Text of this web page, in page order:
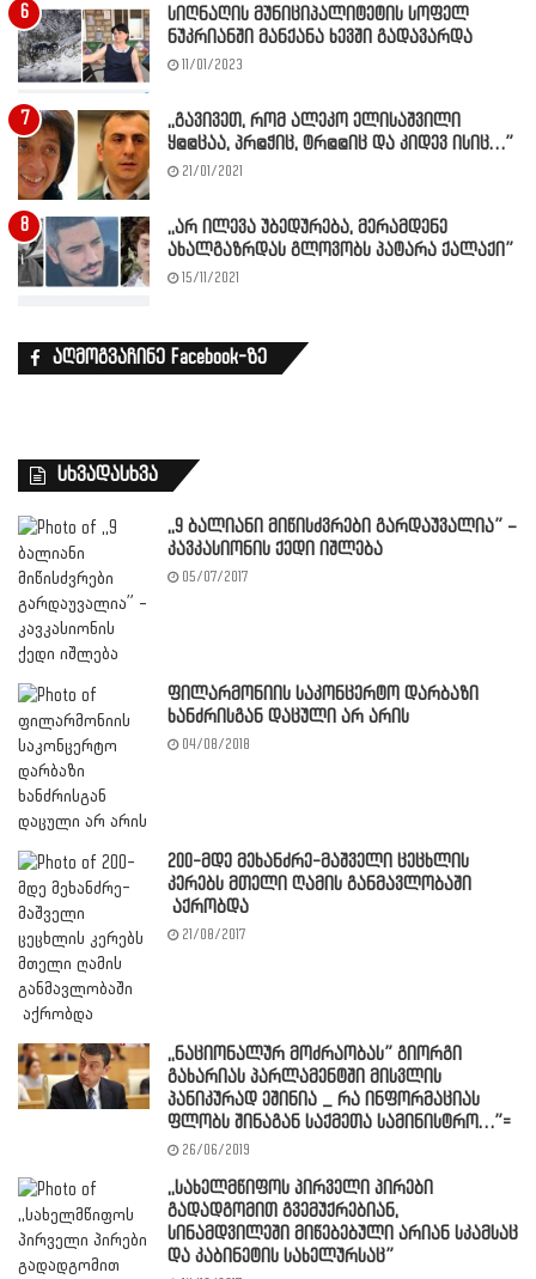
სიღნაღის მუნიციპალიტეტის სოფელ
ნუკრიანში მანქანა ხევში გადავარდა
11/01/2023
,,გავივეთ, რომ ალეკო ელისაშვილი
ყ@@ცაა, პრ@ჭიც, ტრ@@იც და კიდევ ისიც…”
21/01/2021
,,არ ილევა უბედურება, მერამდენე
ახალგაზრდას გლოვობს პატარა ქალაქი”
15/11/2021
აღმოგვაჩინე Facebook-ზე
სხვადასხვა
,,9 ბალიანი მიწისძვრები გარდაუვალია” –
კავკასიონის ქედი იშლება
05/07/2017
ფილარმონიის საკონცერტო დარბაზი
ხანძრისგან დაცული არ არის
04/08/2018
200-მდე მეხანძრე-მაშველი ცეცხლის
კერებს მთელი ღამის განმავლობაში
აქრობდა
21/08/2017
,,ნაციონალურ მოძრაობას” გიორგი
გახარიას პარლამენტში მისვლის
პანიკურად ეშინია _ რა ინფორმაციას
ფლობს შინაგან საქმეთა სამინისტრო…”=
26/06/2019
,,სახელმწიფოს პირველი პირები
გადადგომით გვემუქრებიან,
სინამდვილეში მიწებებული არიან სკამსაც
და კაბინეტის სახელურსაც”